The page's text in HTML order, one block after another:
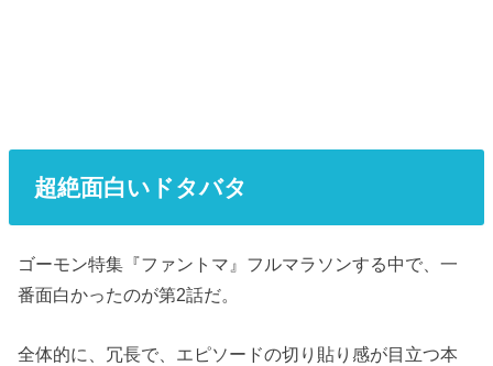
超絶面白いドタバタ
ゴーモン特集『ファントマ』フルマラソンする中で、一
番面白かったのが第2話だ。
全体的に、冗長で、エピソードの切り貼り感が目立つ本